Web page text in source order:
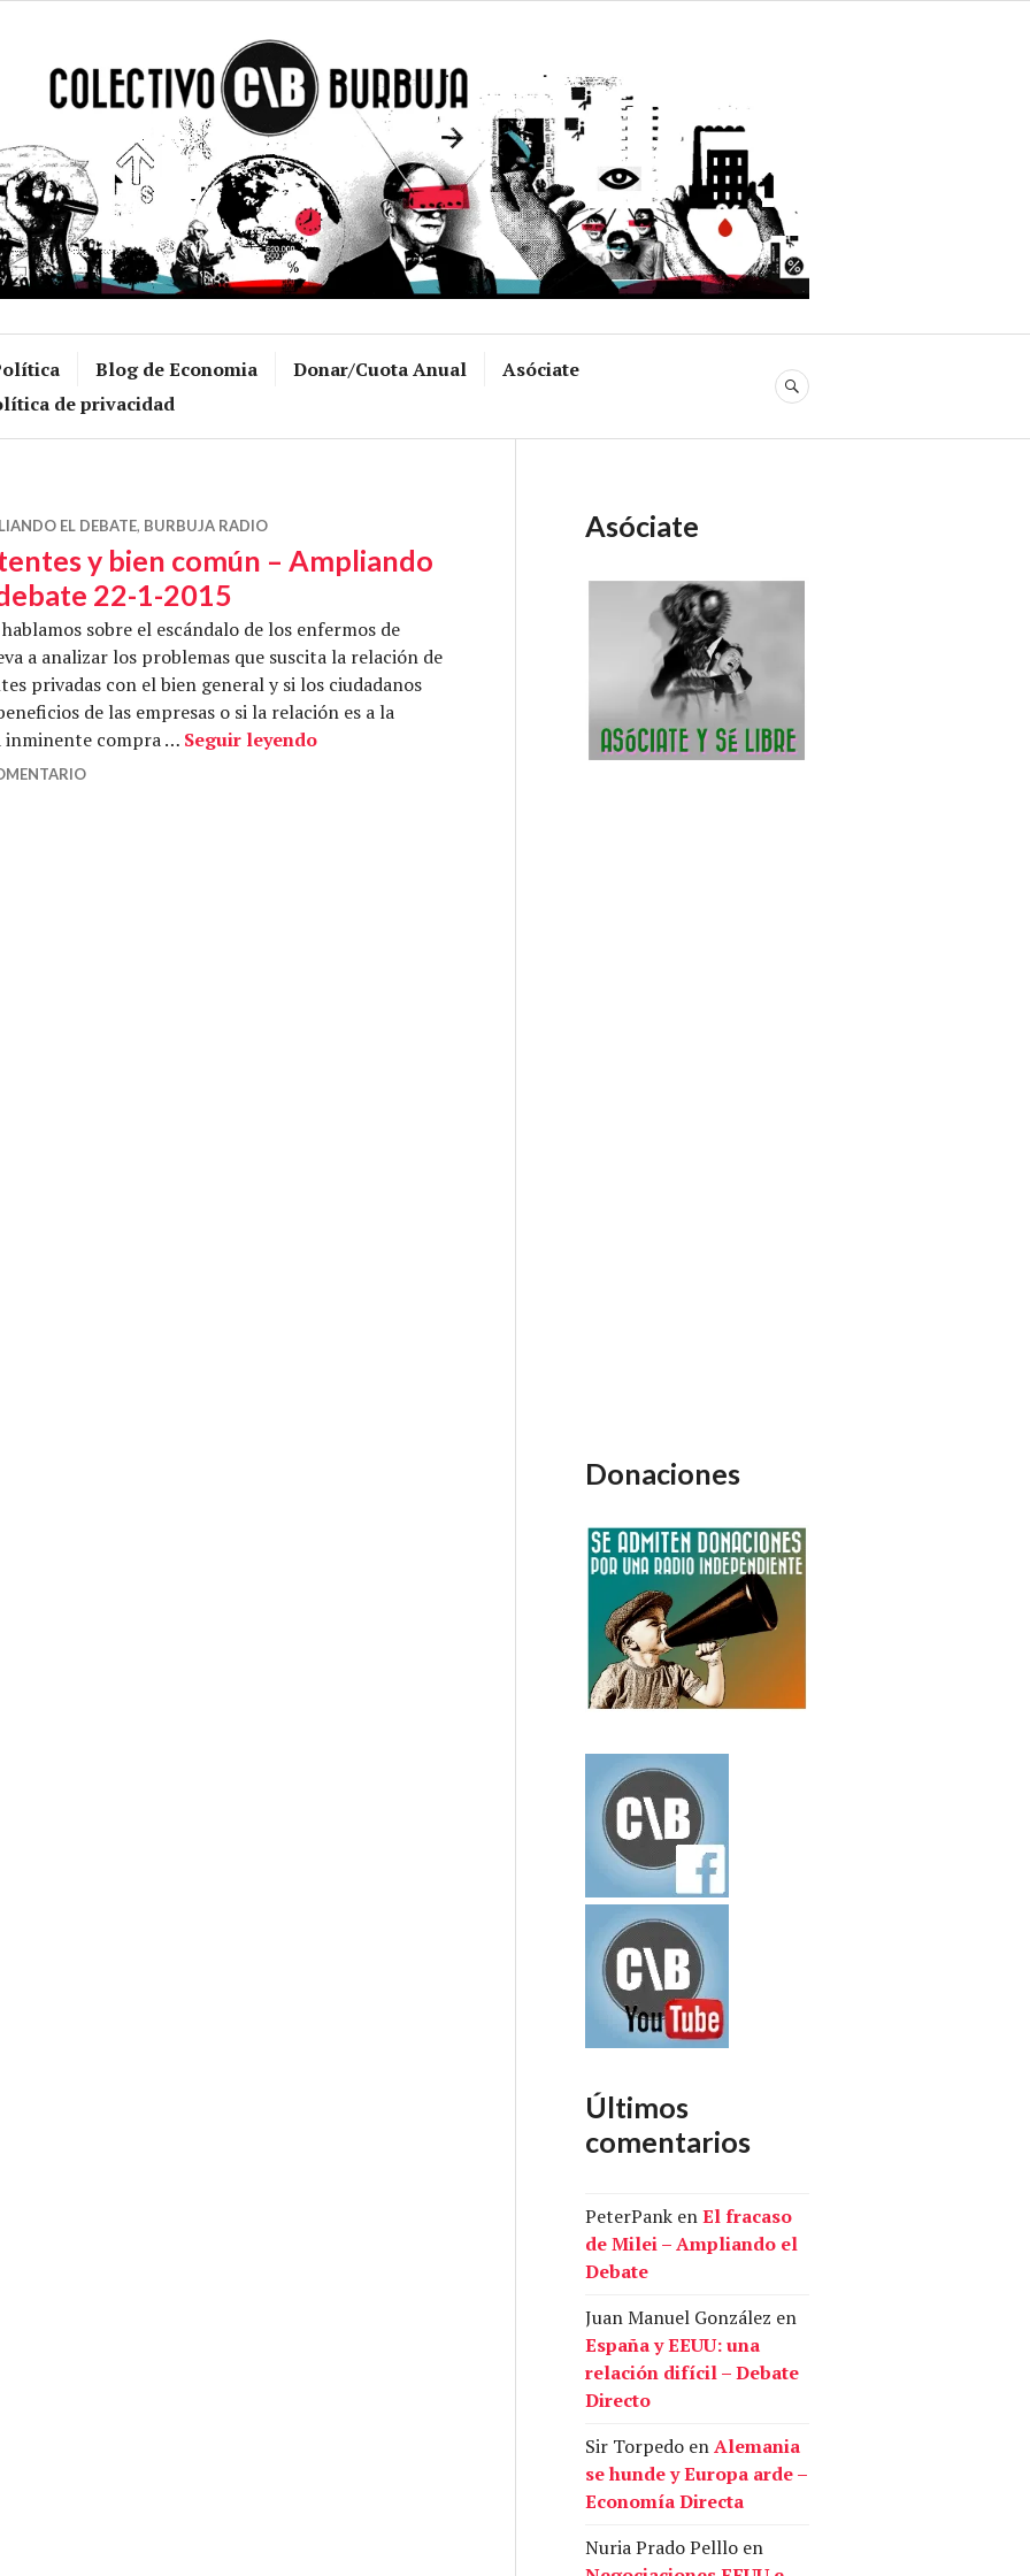
Blog de Economia Donar/Cuota Anual
Asóciate
de privacidad
BUSCAR
EL DEBATE, BURBUJA RADIO
y bien común – Ampliando
22-1-2015
sobre el escándalo de los enfermos de
a analizar los problemas que suscita la relación de
privadas con el bien general y si los ciudadanos
de las empresas o si la relación es a la
inminente compra … Seguir leyendoPatentes y bien común – Ampliando el debate 22-1-2015
Asóciate
Donaciones
Últimos
comentarios
PeterPank enEl fracaso
de Milei – Ampliando el
Debate
Juan Manuel González en
España y EEUU: una
relación difícil – Debate
Directo
Sir Torpedo enAlemania
se hunde y Europa arde –
Economía Directa
Nuria Prado Pelllo en